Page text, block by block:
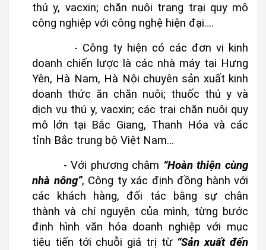
thú y, vacxin; chăn nuôi trang trại quy mô
công nghiệp với công nghệ hiện đại….
- Công ty hiện có các đơn vị kinh
doanh chiến lược là các nhà máy tại Hưng
Yên, Hà Nam, Hà Nội chuyên sản xuất kinh
doanh thức ăn chăn nuôi; thuốc thú y và
dịch vụ thú y, vacxin; các trại chăn nuôi quy
mô lớn tại Bắc Giang, Thanh Hóa và các
tỉnh Bắc trung bộ Việt Nam…
- Với phương châm “Hoàn thiện cùng
nhà nông”, Công ty xác định đồng hành với
các khách hàng, đối tác bằng sự chân
thành và chí nguyện của mình, từng bước
định hình văn hóa doanh nghiệp với mục
tiêu tiến tới chuỗi giá trị từ “Sản xuất đến